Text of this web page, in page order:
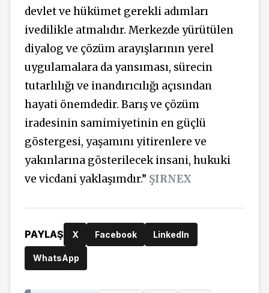
devlet ve hükümet gerekli adımları
ivedilikle atmalıdır. Merkezde yürütülen
diyalog ve çözüm arayışlarının yerel
uygulamalara da yansıması, sürecin
tutarlılığı ve inandırıcılığı açısından
hayati önemdedir. Barış ve çözüm
iradesinin samimiyetinin en güçlü
göstergesi, yaşamını yitirenlere ve
yakınlarına gösterilecek insani, hukuki
ve vicdani yaklaşımdır.” ŞIRNEX
PAYLAŞ X Facebook LinkedIn
WhatsApp